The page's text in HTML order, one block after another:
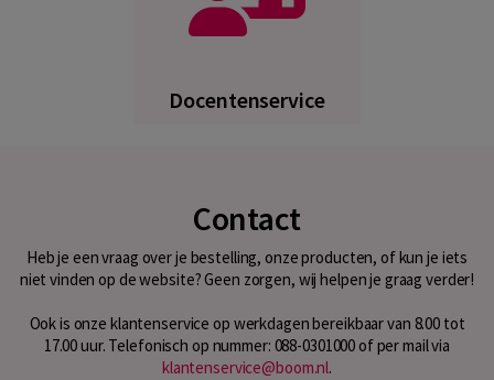
Docentenservice
Contact
Heb je een vraag over je bestelling, onze producten, of kun je iets
niet vinden op de website? Geen zorgen, wij helpen je graag verder!
Ook is onze klantenservice op werkdagen bereikbaar van 8.00 tot
17.00 uur. Telefonisch op nummer: 088-0301000 of per mail via
klantenservice@boom.nl.